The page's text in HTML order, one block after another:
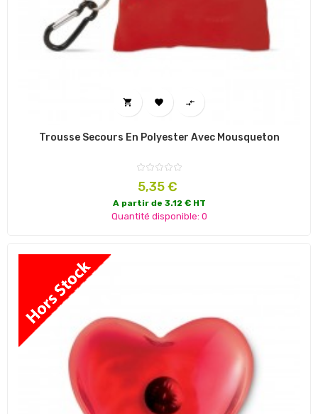
  
Trousse Secours En Polyester Avec Mousqueton
Prix
5,35 €
A partir de 3.12 € HT
Quantité disponible: 0